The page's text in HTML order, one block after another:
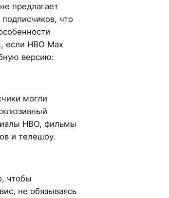
предлагает
что
если HBO Max
версию:
могли
HBO, фильмы
и телешоу.
чтобы
не обязываясь